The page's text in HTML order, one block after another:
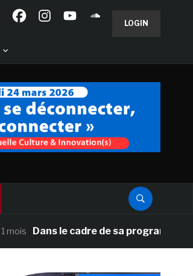
LOGIN
Dans le cadre de sa programmation